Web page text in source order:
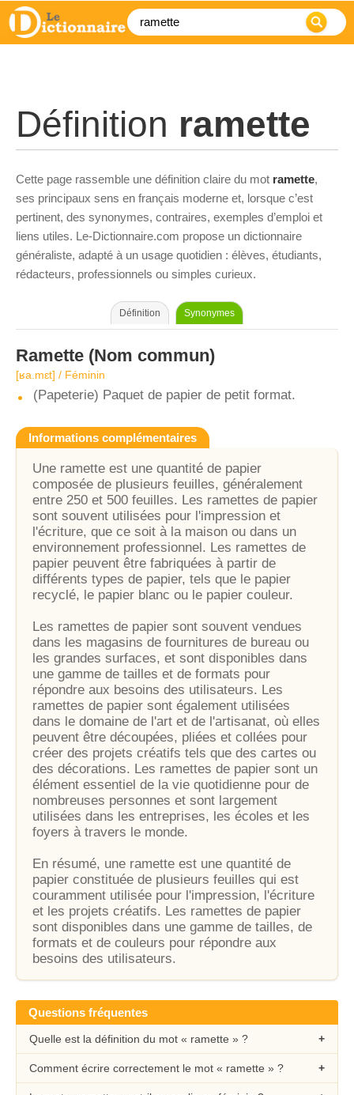
Définition ramette
Cette page rassemble une définition claire du mot ramette,
ses principaux sens en français moderne et, lorsque c’est
pertinent, des synonymes, contraires, exemples d’emploi et
liens utiles. Le-Dictionnaire.com propose un dictionnaire
généraliste, adapté à un usage quotidien : élèves, étudiants,
rédacteurs, professionnels ou simples curieux.
Définition Synonymes
Ramette (Nom commun)
[ʁa.mɛt] / Féminin
(Papeterie) Paquet de papier de petit format.
Informations complémentaires
Une ramette est une quantité de papier
composée de plusieurs feuilles, généralement
entre 250 et 500 feuilles. Les ramettes de papier
sont souvent utilisées pour l'impression et
l'écriture, que ce soit à la maison ou dans un
environnement professionnel. Les ramettes de
papier peuvent être fabriquées à partir de
différents types de papier, tels que le papier
recyclé, le papier blanc ou le papier couleur.
Les ramettes de papier sont souvent vendues
dans les magasins de fournitures de bureau ou
les grandes surfaces, et sont disponibles dans
une gamme de tailles et de formats pour
répondre aux besoins des utilisateurs. Les
ramettes de papier sont également utilisées
dans le domaine de l'art et de l'artisanat, où elles
peuvent être découpées, pliées et collées pour
créer des projets créatifs tels que des cartes ou
des décorations. Les ramettes de papier sont un
élément essentiel de la vie quotidienne pour de
nombreuses personnes et sont largement
utilisées dans les entreprises, les écoles et les
foyers à travers le monde.
En résumé, une ramette est une quantité de
papier constituée de plusieurs feuilles qui est
couramment utilisée pour l'impression, l'écriture
et les projets créatifs. Les ramettes de papier
sont disponibles dans une gamme de tailles, de
formats et de couleurs pour répondre aux
besoins des utilisateurs.
Questions fréquentes
Quelle est la définition du mot « ramette » ?
Comment écrire correctement le mot « ramette » ?